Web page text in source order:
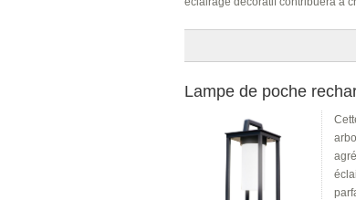
Lampe de poche